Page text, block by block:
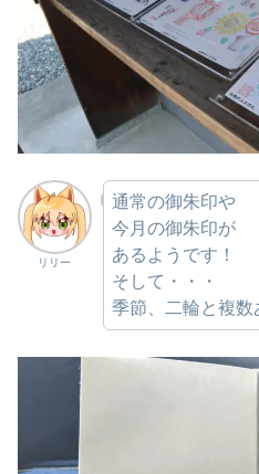
リリー
通常の御朱印や
今月の御朱印が
あるようです！
そして・・・
季節、二輪と複数